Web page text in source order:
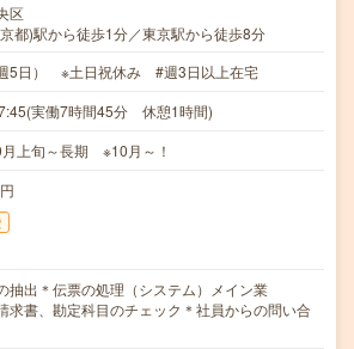
区
都)駅から徒歩1分／東京駅から徒歩8分
5日） ※土日祝休み #週3日以上在宅
実働7時間45分 休憩1時間)
上旬～長期 ※10月～！
抽出＊伝票の処理（システム）メイン業
求書、勘定科目のチェック＊社員からの問い合